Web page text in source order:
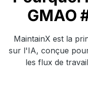
GMAO
MaintainX est la
sur l'IA, conçue
les flux de